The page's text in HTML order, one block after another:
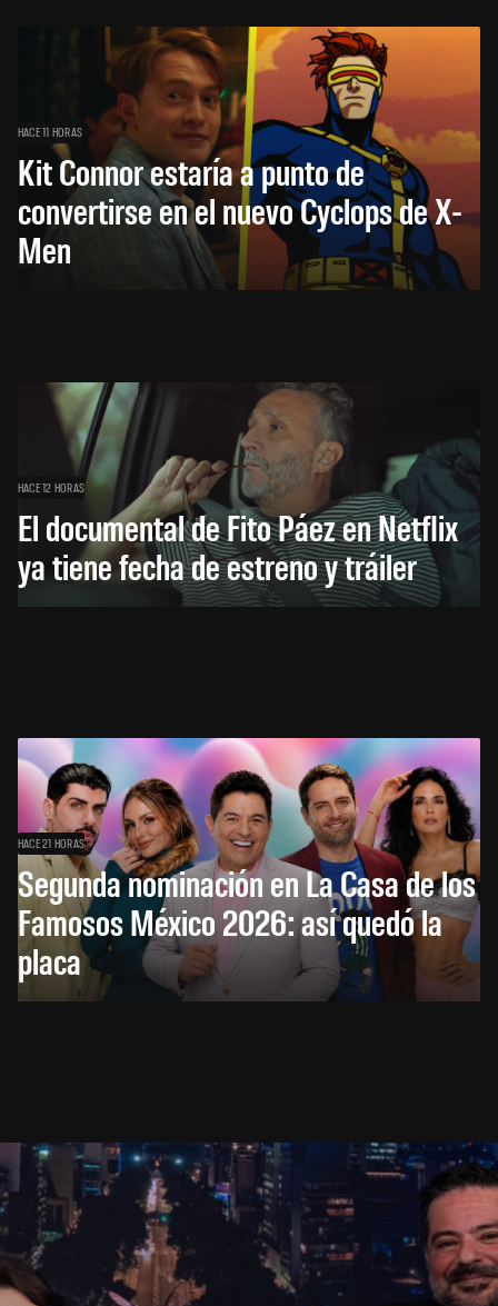
HACE 11 HORAS
Kit Connor estaría a punto de
convertirse en el nuevo Cyclops de X-
Men
HACE 12 HORAS
El documental de Fito Páez en Netflix
ya tiene fecha de estreno y tráiler
HACE 21 HORAS
Segunda nominación en La Casa de los
Famosos México 2026: así quedó la
placa